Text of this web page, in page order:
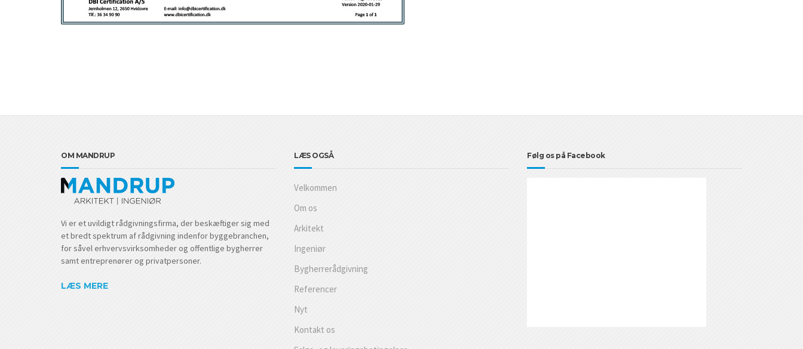
OM MANDRUP
Vi er et uvildigt rådgivningsfirma, der beskæftiger sig med
et bredt spektrum af rådgivning indenfor byggebranchen,
for såvel erhvervsvirksomheder og offentlige bygherrer
samt entreprenører og privatpersoner.
LÆS MERE
LÆS OGSÅ
Velkommen
Om os
Arkitekt
Ingeniør
Bygherrerådgivning
Referencer
Nyt
Kontakt os
Følg os på Facebook